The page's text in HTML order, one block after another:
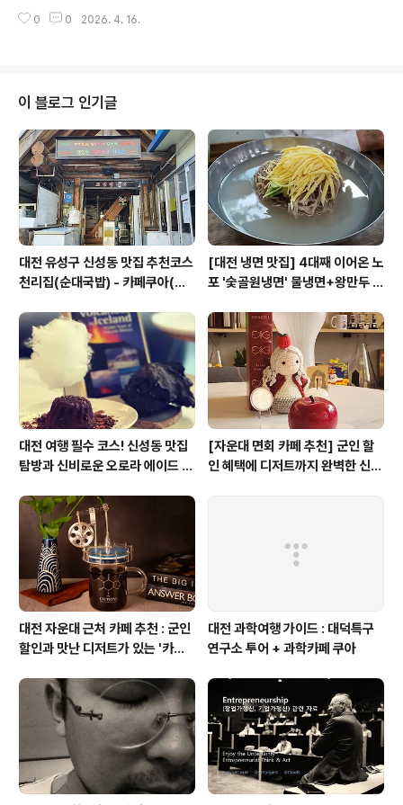
소프로그램아이 흥미도10:00~11:30DCC 제2전시장VR
동안 즐기고, 저녁엔 그 열기를 차분히 갈무리할 수 있는 신
수 있는 참여형 프로그램이 대폭 강화되었습니다.DCC 제
2전시장 [AI 프론티어 존]: 단순히 보는 전시가 아닙니다.
생성형 AI를 활용해 나만의 과학 예술 작품을 직접 만들고
출력해 보는 체험이 인기입니다. 특히 거대 AI 모델이 적용
된 최신 휴머노이드 로봇과의 대화 섹션은 반드시 들러보
세요.엑스포과학공원 ..
0 0 2026. 4. 16.
이 블로그 인기글
대전 유성구 신성동 맛집 추천코스
천리집(순대국밥) - 카페쿠아(커
[대전 냉면 맛집] 4대째 이어온 노
포 '숯골원냉면' 물냉면+왕만두 조
대전 여행 필수 코스! 신성동 맛집
탐방과 신비로운 오로라 에이드 체
[자운대 면회 카페 추천] 군인 할
인 혜택에 디저트까지 완벽한 신성
대전 자운대 근처 카페 추천 : 군인
할인과 맛난 디저트가 있는 '카페
대전 과학여행 가이드 : 대덕특구
연구소 투어 + 과학카페 쿠아